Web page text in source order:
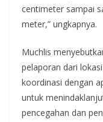
centimeter sampai
meter,” ungkapnya.
Muchlis
pelaporan dari
koordinasi dengan
untuk
pencegahan dan